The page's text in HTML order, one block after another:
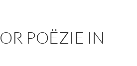
POËZIE IN